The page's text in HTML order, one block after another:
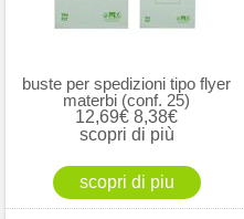
buste per spedizioni tipo flyer
materbi (conf. 25)
12,69€ 8,38€
scopri di più